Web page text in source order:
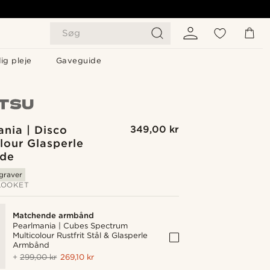
Søg
pleje Gaveguide
| Disco
Glasperle
349,00 kr
Matchende armbånd
Pearlmania | Cubes Spectrum
Multicolour Rustfrit Stål & Glasperle
Armbånd
+299,00 kr 269,10 kr